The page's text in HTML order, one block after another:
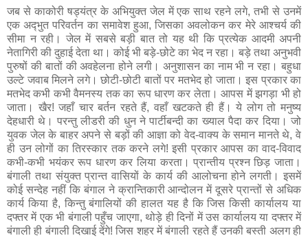
जब से काकोरी षड्यंत्र के अभियुक्‍त जेल में एक साथ रहने लगे, तभी से उनमें
एक अद्‍भुत परिवर्तन का समावेश हुआ, जिसका अवलोकन कर मेरे आश्‍चर्य की
सीमा न रही। जेल में सबसे बड़ी बात तो यह थी कि प्रत्येक आदमी अपनी
नेतागिरी की दुहाई देता था। कोई भी बड़े-छोटे का भेद न रहा। बड़े तथा अनुभवी
पुरुषों की बातों की अवहेलना होने लगी। अनुशासन का नाम भी न रहा। बहुधा
उल्टे जवाब मिलने लगे। छोटी-छोटी बातों पर मतभेद हो जाता। इस प्रकार का
मतभेद कभी कभी वैमनस्य तक का रूप धारण कर लेता। आपस में झगड़ा भी हो
जाता। खैर! जहाँ चार बर्तन रहते हैं, वहाँ खटकते ही हैं। ये लोग तो मनुष्य
देहधारी थे। परन्तु लीडरी की धुन ने पार्टीबन्दी का ख्याल पैदा कर दिया। जो
युवक जेल के बाहर अपने से बड़ों की आज्ञा को वेद-वाक्य के समान मानते थे, वे
ही उन लोगों का तिरस्कार तक करने लगे! इसी प्रकार आपस का वाद-विवाद
कभी-कभी भयंकर रूप धारण कर लिया करता। प्रान्तीय प्रश्‍न छिड़ जाता।
बंगाली तथा संयुक्‍त प्रान्त वासियों के कार्य की आलोचना होने लगती। इसमें
कोई सन्देह नहीं कि बंगाल ने क्रान्तिकारी आन्दोलन में दूसरे प्रान्तों से अधिक
कार्य किया है, किन्तु बंगालियों की हालत यह है कि जिस किसी कार्यालय या
दफ्तर में एक भी बंगाली पहुँच जाएगा, थोड़े ही दिनों में उस कार्यालय या दफ्तर में
बंगाली ही बंगाली दिखाई देंगे! जिस शहर में बंगाली रहते हैं उनकी बस्ती अलग ही